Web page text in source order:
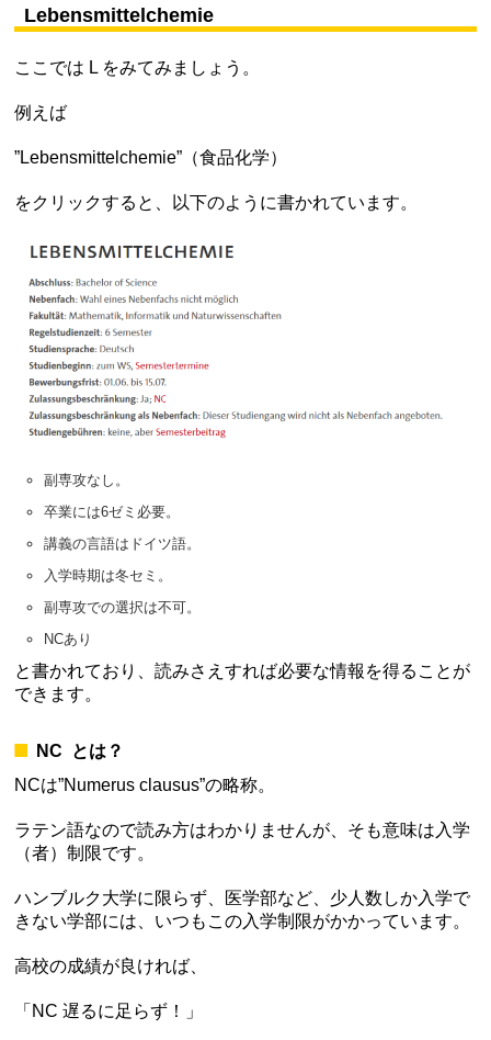
Lebensmittelchemie
ここでは L をみてみましょう。
例えば
”Lebensmittelchemie”（食品化学）
をクリックすると、以下のように書かれています。
副専攻なし。
卒業には6ゼミ必要。
講義の言語はドイツ語。
入学時期は冬セミ。
副専攻での選択は不可。
NCあり
と書かれており、読みさえすれば必要な情報を得ることが
できます。
NC とは？
NCは”Numerus clausus”の略称。
ラテン語なので読み方はわかりませんが、そも意味は入学
（者）制限です。
ハンブルク大学に限らず、医学部など、少人数しか入学で
きない学部には、いつもこの入学制限がかかっています。
高校の成績が良ければ、
「NC 遅るに足らず！」